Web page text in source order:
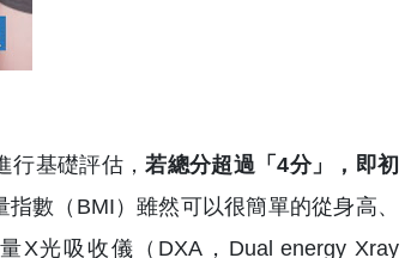
行基礎評估，若總分超過「4分」，即初
指數（BMI）雖然可以很簡單的從身高、
X光吸收儀（DXA，Dual energy Xray